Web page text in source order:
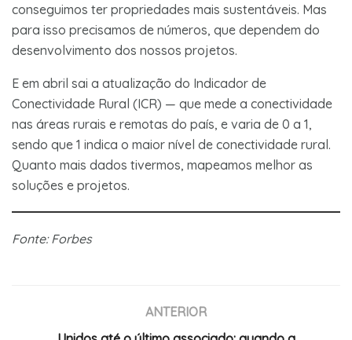
conseguimos ter propriedades mais sustentáveis. Mas
para isso precisamos de números, que dependem do
desenvolvimento dos nossos projetos.
E em abril sai a atualização do Indicador de
Conectividade Rural (ICR) — que mede a conectividade
nas áreas rurais e remotas do país, e varia de 0 a 1,
sendo que 1 indica o maior nível de conectividade rural.
Quanto mais dados tivermos, mapeamos melhor as
soluções e projetos.
Fonte: Forbes
ANTERIOR